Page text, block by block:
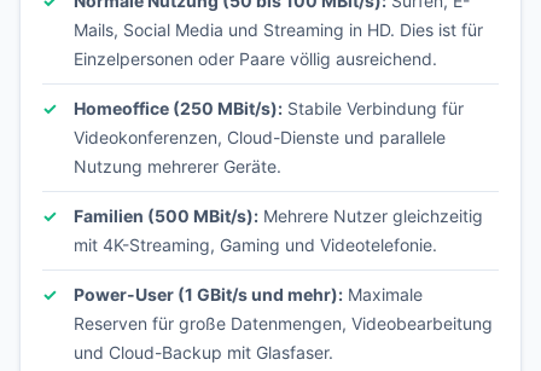
Mails, Social Media und Streaming in HD. Dies ist für
Einzelpersonen oder Paare völlig ausreichend.
Homeoffice (250 MBit/s): Stabile Verbindung für
Videokonferenzen, Cloud-Dienste und parallele
Nutzung mehrerer Geräte.
Familien (500 MBit/s): Mehrere Nutzer gleichzeitig
mit 4K-Streaming, Gaming und Videotelefonie.
Power-User (1 GBit/s und mehr): Maximale
Reserven für große Datenmengen, Videobearbeitung
und Cloud-Backup mit Glasfaser.